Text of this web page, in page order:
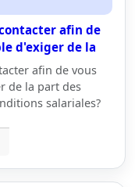
afin de
d'exiger de la
afin de vous
de la part des
salariales?